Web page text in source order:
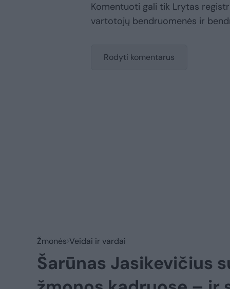
Komentuoti gali tik Lrytas
vartotojų bendruomenės ir
Rodyti komentarus
Žmonės Veidai ir vardai
Šarūnas Jasikevičius